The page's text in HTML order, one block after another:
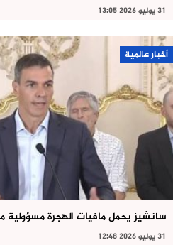
31 يوليو 2026 13:05
أخبار عالمية
سانشيز يحمل مافيات الهجرة مسؤولية
31 يوليو 2026 12:48